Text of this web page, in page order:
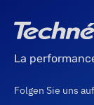
La
Folgen Sie uns auf